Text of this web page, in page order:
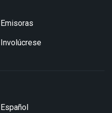
Emisoras
Involúcrese
Español